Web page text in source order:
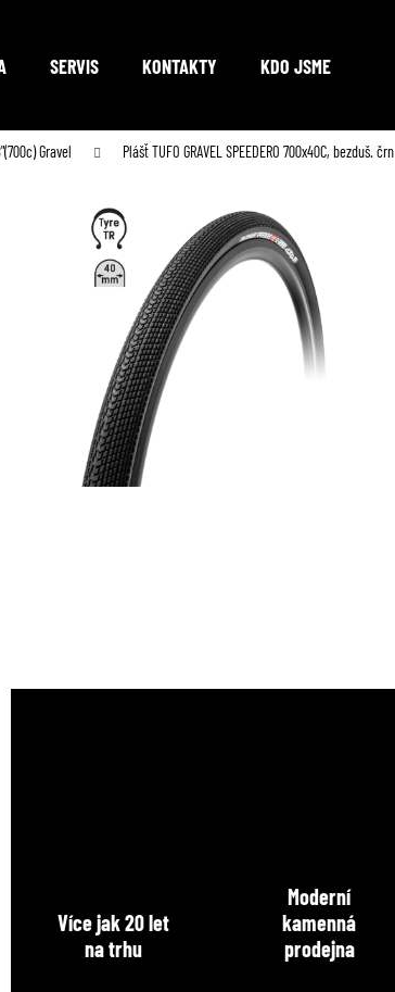
SERVIS KONTAKTY KDO JSME
Gravel Plášť TUFO GRAVEL SPEEDERO 700x40C, bezduš. črn
Více jak 20 let
na trhu
Moderní
kamenná
prodejna
Co potřebujete najít?
HLEDAT
Doporučujeme